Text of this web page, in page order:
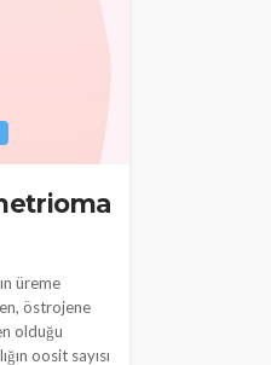
üreme
östrojene
olduğu
oosit sayısı